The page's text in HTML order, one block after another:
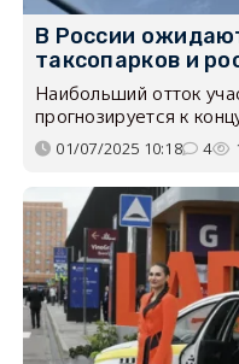
В России
таксопарков и
Наибольший отток
прогнозируется к
01/07/2025 10:18 4